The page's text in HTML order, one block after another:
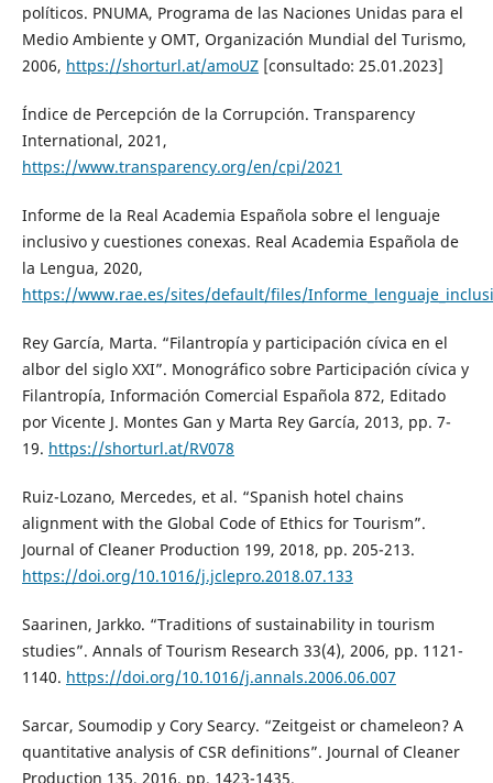
políticos. PNUMA, Programa de las Naciones Unidas para el
Medio Ambiente y OMT, Organización Mundial del Turismo,
2006, https://shorturl.at/amoUZ[consultado: 25.01.2023]
Índice de Percepción de la Corrupción. Transparency
International, 2021,
https://www.transparency.org/en/cpi/2021
Informe de la Real Academia Española sobre el lenguaje
inclusivo y cuestiones conexas. Real Academia Española de
la Lengua, 2020,
https://www.rae.es/sites/default/files/
Rey García, Marta. “Filantropía y participación cívica en el
albor del siglo XXI”. Monográfico sobre Participación cívica y
Filantropía, Información Comercial Española 872, Editado
por Vicente J. Montes Gan y Marta Rey García, 2013, pp. 7-
19. https://shorturl.at/RV078
Ruiz-Lozano, Mercedes, et al. “Spanish hotel chains
alignment with the Global Code of Ethics for Tourism”.
Journal of Cleaner Production 199, 2018, pp. 205-213.
https://doi.org/10.1016/j.jclepro.2018.07.133
Saarinen, Jarkko. “Traditions of sustainability in tourism
studies”. Annals of Tourism Research 33(4), 2006, pp. 1121-
1140. https://doi.org/10.1016/j.annals.2006.06.007
Sarcar, Soumodip y Cory Searcy. “Zeitgeist or chameleon? A
quantitative analysis of CSR definitions”. Journal of Cleaner
Production 135, 2016, pp. 1423-1435.